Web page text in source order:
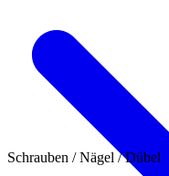
Schrauben / Nägel / Dübel